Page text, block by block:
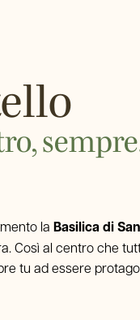
la Basilica di
Così al centro che
tu ad essere